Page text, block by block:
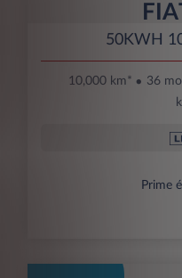
50KWH
10,000 km* 36
Prime